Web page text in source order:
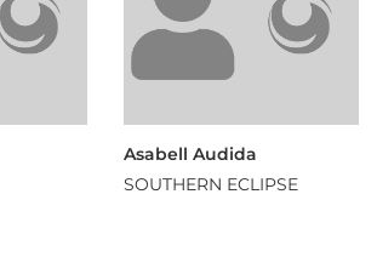
Asabell Audida
SOUTHERN ECLIPSE